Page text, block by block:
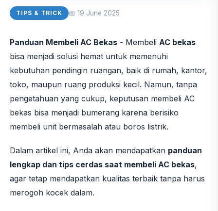
TIPS & TRICK 📅 19 June 2025
Panduan Membeli AC Bekas - Membeli AC bekas
bisa menjadi solusi hemat untuk memenuhi
kebutuhan pendingin ruangan, baik di rumah, kantor,
toko, maupun ruang produksi kecil. Namun, tanpa
pengetahuan yang cukup, keputusan membeli AC
bekas bisa menjadi bumerang karena berisiko
membeli unit bermasalah atau boros listrik.
Dalam artikel ini, Anda akan mendapatkan panduan
lengkap dan tips cerdas saat membeli AC bekas,
agar tetap mendapatkan kualitas terbaik tanpa harus
merogoh kocek dalam.